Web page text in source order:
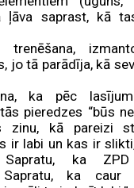
ļāva saprast, kā
trenēšana,
jo tā parādīja, kā
ka pēc
pieredzes “būs
zinu, kā pareizi
ir labi un kas ir
Sapratu, ka
Sapratu, ka